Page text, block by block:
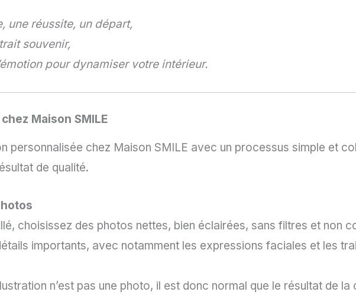
une réussite, un départ,
souvenir,
pour dynamiser votre intérieur.
Maison SMILE
personnalisée chez Maison SMILE avec un processus simple et
de qualité.
choisissez des photos nettes, bien éclairées, sans filtres et non
importants, avec notamment les expressions faciales et les
n’est pas une photo, il est donc normal que le résultat de